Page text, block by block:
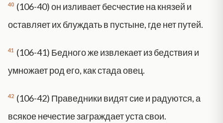
40 (106-40) он изливает бесчестие на князей и
оставляет их блуждать в пустыне, где нет путей.
41 (106-41) Бедного же извлекает из бедствия и
умножает род его, как стада овец.
42 (106-42) Праведники видят сие и радуются, а
всякое нечестие заграждает уста свои.